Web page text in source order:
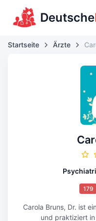
Deutsche
Startseite Ärzte
179
Carola Bruns, Dr. ist
und praktiziert